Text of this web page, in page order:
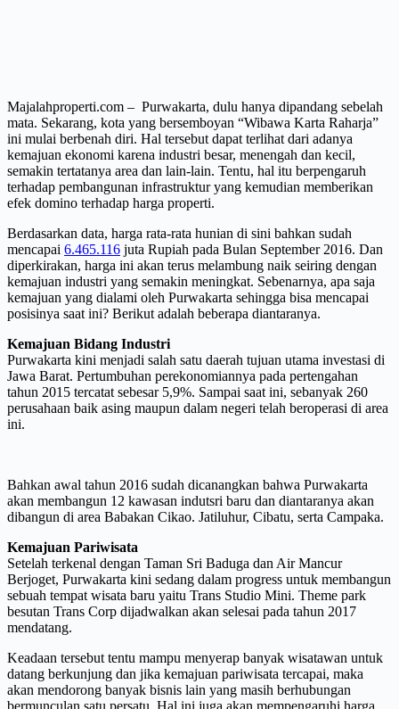
Majalahproperti.com – Purwakarta, dulu hanya dipandang sebelah
mata. Sekarang, kota yang bersemboyan “Wibawa Karta Raharja”
ini mulai berbenah diri. Hal tersebut dapat terlihat dari adanya
kemajuan ekonomi karena industri besar, menengah dan kecil,
semakin tertatanya area dan lain-lain. Tentu, hal itu berpengaruh
terhadap pembangunan infrastruktur yang kemudian memberikan
efek domino terhadap harga properti.
Berdasarkan data, harga rata-rata hunian di sini bahkan sudah
mencapai 6.465.116 juta Rupiah pada Bulan September 2016. Dan
diperkirakan, harga ini akan terus melambung naik seiring dengan
kemajuan industri yang semakin meningkat. Sebenarnya, apa saja
kemajuan yang dialami oleh Purwakarta sehingga bisa mencapai
posisinya saat ini? Berikut adalah beberapa diantaranya.
Kemajuan Bidang Industri
Purwakarta kini menjadi salah satu daerah tujuan utama investasi di
Jawa Barat. Pertumbuhan perekonomiannya pada pertengahan
tahun 2015 tercatat sebesar 5,9%. Sampai saat ini, sebanyak 260
perusahaan baik asing maupun dalam negeri telah beroperasi di area
ini.
Bahkan awal tahun 2016 sudah dicanangkan bahwa Purwakarta
akan membangun 12 kawasan indutsri baru dan diantaranya akan
dibangun di area Babakan Cikao. Jatiluhur, Cibatu, serta Campaka.
Kemajuan Pariwisata
Setelah terkenal dengan Taman Sri Baduga dan Air Mancur
Berjoget, Purwakarta kini sedang dalam progress untuk membangun
sebuah tempat wisata baru yaitu Trans Studio Mini. Theme park
besutan Trans Corp dijadwalkan akan selesai pada tahun 2017
mendatang.
Keadaan tersebut tentu mampu menyerap banyak wisatawan untuk
datang berkunjung dan jika kemajuan pariwisata tercapai, maka
akan mendorong banyak bisnis lain yang masih berhubungan
bermunculan satu persatu. Hal ini juga akan mempengaruhi harga